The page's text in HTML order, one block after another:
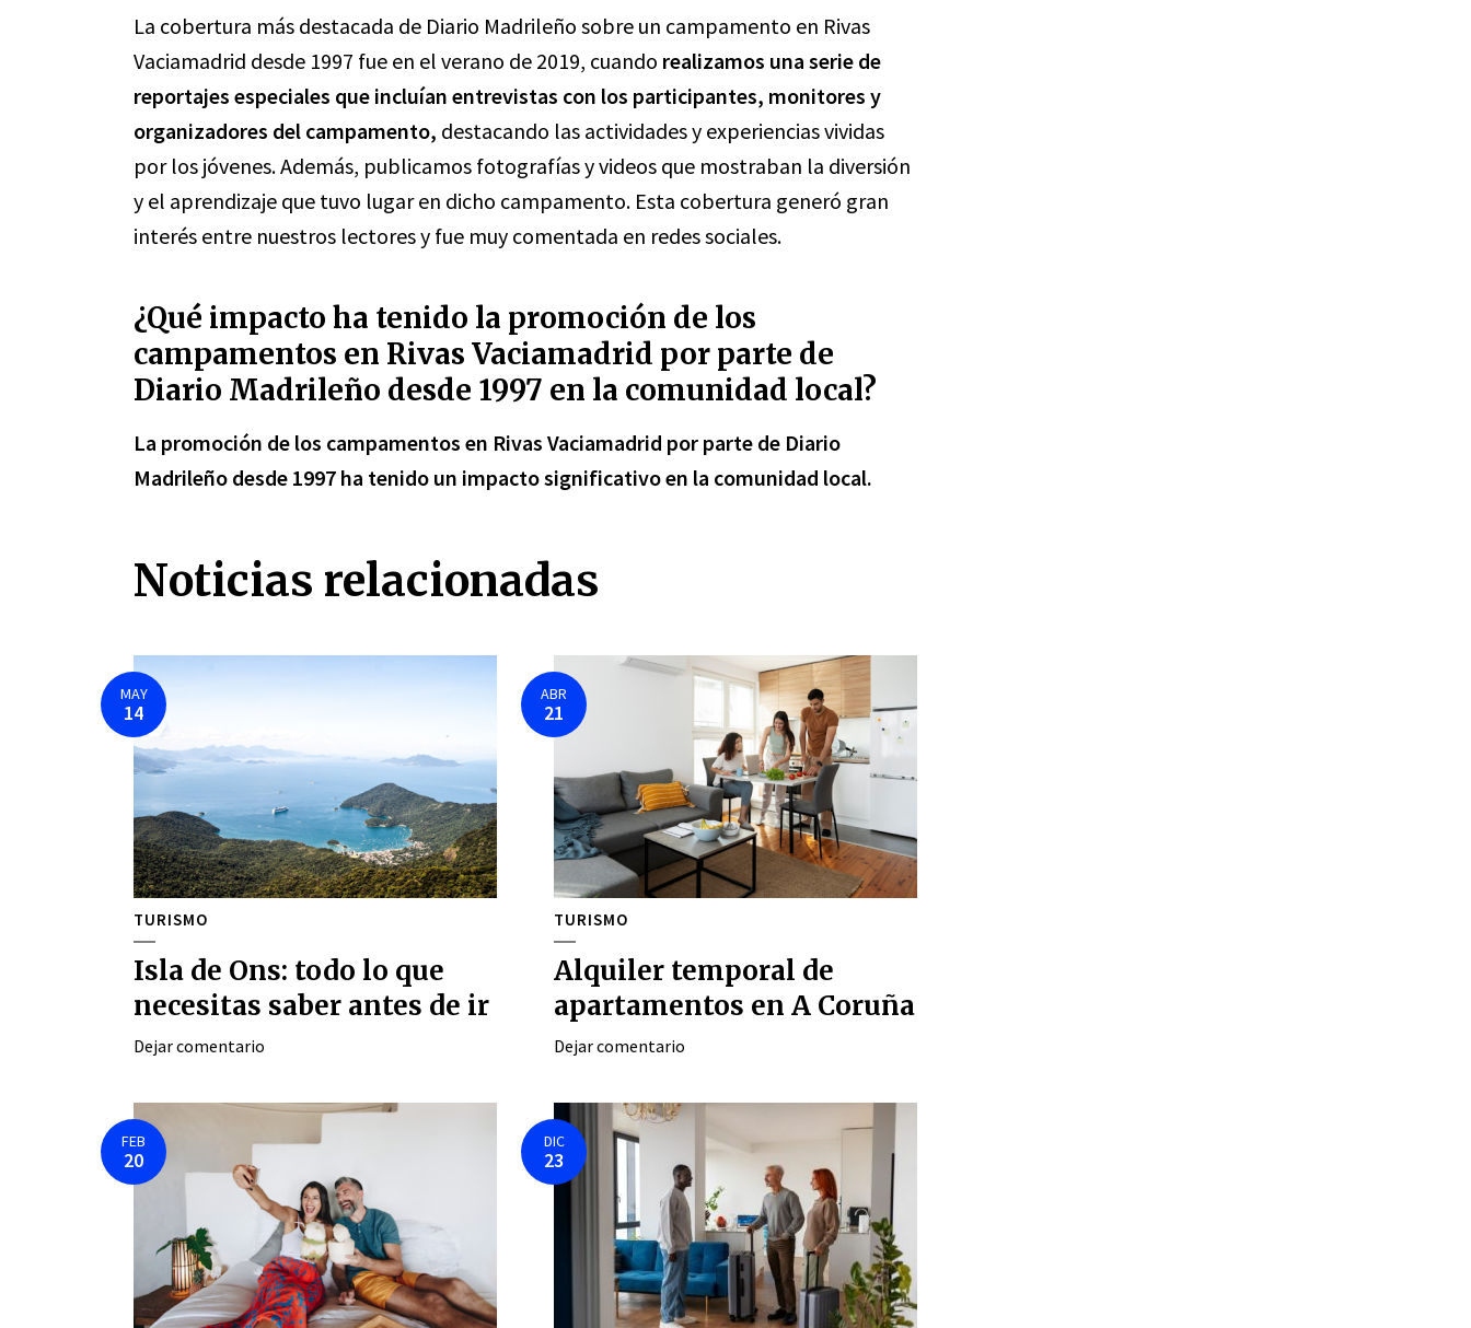
La cobertura más destacada de Diario Madrileño sobre un campamento en Rivas
Vaciamadrid desde 1997 fue en el verano de 2019, cuando realizamos una serie de
reportajes especiales que incluían entrevistas con los participantes, monitores y
organizadores del campamento, destacando las actividades y experiencias vividas
por los jóvenes. Además, publicamos fotografías y videos que mostraban la diversión
y el aprendizaje que tuvo lugar en dicho campamento. Esta cobertura generó gran
interés entre nuestros lectores y fue muy comentada en redes sociales.
¿Qué impacto ha tenido la promoción de los
campamentos en Rivas Vaciamadrid por parte de
Diario Madrileño desde 1997 en la comunidad local?
La promoción de los campamentos en Rivas Vaciamadrid por parte de Diario
Madrileño desde 1997 ha tenido un impacto significativo en la comunidad local.
Noticias relacionadas
MAY
14
TURISMO
Isla de Ons: todo lo que
necesitas saber antes de ir
Dejar comentario
ABR
21
TURISMO
Alquiler temporal de
apartamentos en A Coruña
Dejar comentario
FEB
20
DIC
23